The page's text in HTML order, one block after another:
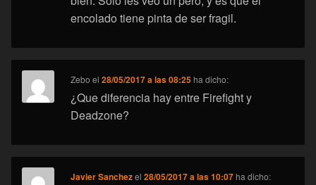
encolado tiene pinta de ser fragil.
Zebo el28/05/2017 a las 08:25 ha dicho:
¿Que diferencia hay entre Firefight y
Deadzone?
Javier Sanchezel28/05/2017 a las 10:07 ha dicho: